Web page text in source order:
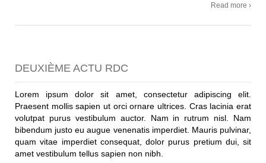
Read more ›
DEUXIÈME ACTU RDC
Lorem ipsum dolor sit amet, consectetur adipiscing elit.
Praesent mollis sapien ut orci ornare ultrices. Cras lacinia erat
volutpat purus vestibulum auctor. Nam in rutrum nisl. Nam
bibendum justo eu augue venenatis imperdiet. Mauris pulvinar,
quam vitae imperdiet consequat, dolor purus pretium dui, sit
amet vestibulum tellus sapien non nibh.